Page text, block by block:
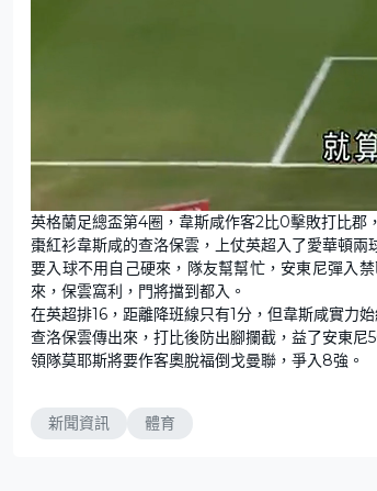
n
m
u
t
e
a
d
e
d
:
4
0
9
%
英格蘭足總盃第4圈，韋斯咸作客2比0擊敗打比郡
棗紅衫韋斯咸的查洛保雲，上仗英超入了愛華頓兩
要入球不用自己硬來，隊友幫幫忙，安東尼彈入
來，保雲窩利，門將擋到都入。
在英超排16，距離降班線只有1分，但韋斯咸實力
查洛保雲傳出來，打比後防出腳攔截，益了安東尼
領隊莫耶斯將要作客奧脫福倒戈曼聯，爭入8強。
新聞資訊 體育